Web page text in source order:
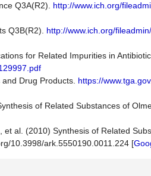
Q3A(R2). http://www.ich.org/
Q3B(R2). http://www.ich.org/
for Related Impurities in
Drug Products. https://
of Related Substances of
et al. (2010) Synthesis of Related
10.3998/ark.5550190.0011.224 [